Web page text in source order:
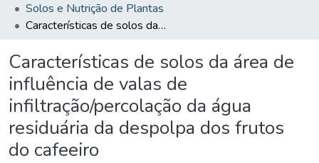
Solos e Nutrição de Plantas
Características de solos da área de influência de valas de infiltração/percolação da água residuária da despolpa dos frutos do cafeeiro
Características de solos da área de
influência de valas de
infiltração/percolação da água
residuária da despolpa dos frutos
do cafeeiro